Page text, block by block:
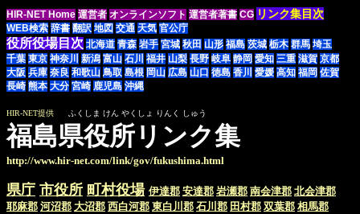
HIR-NET Home 運営者 オンラインソフト 運営者著書 CG リンク集目次
WEB検索 辞書 翻訳 地図 交通 天気 官公庁
役所役場目次 北海道 青森 岩手 宮城 秋田 山形 福島 茨城 栃木 群馬 埼玉
千葉 東京 神奈川 新潟 富山 石川 福井 山梨 長野 岐阜 静岡 愛知 三重 滋賀 京都
大阪 兵庫 奈良 和歌山 鳥取 島根 岡山 広島 山口 徳島 香川 愛媛 高知 福岡 佐賀
長崎 熊本 大分 宮崎 鹿児島 沖縄
HIR-NET提供 ふくしま けん やくしょ りんく しゅう
福島県役所リンク集
http://www.hir-net.com/link/gov/fukushima.html
県庁 市役所 町村役場 伊達郡 安達郡 岩瀬郡 南会津郡 北会津郡
耶麻郡 河沼郡 大沼郡 西白河郡 東白川郡 石川郡 田村郡 双葉郡 相馬郡